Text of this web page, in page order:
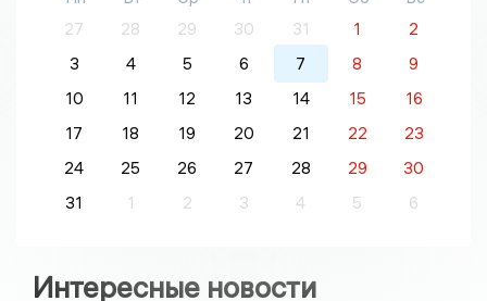
27
28 29 30 31 1
2
3
4 5 6 7 8
9
10
11 12 13 14 15
16
17
18 19 20 21 22
23
24
25 26 27 28 29
30
31
1 2 3 4 5 6
Интересные новости